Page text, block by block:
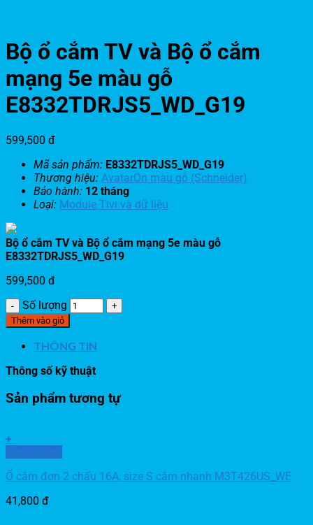
Bộ ổ cắm TV và Bộ ổ cắm
mạng 5e màu gỗ
E8332TDRJS5_WD_G19
599,500 đ
Mã sản phẩm: E8332TDRJS5_WD_G19
Thương hiệu: AvatarOn màu gỗ (Schneider)
Bảo hành: 12 tháng
Loại: Module Tivi và dữ liệu
Bộ ổ cắm TV và Bộ ổ cắm mạng 5e màu gỗ
E8332TDRJS5_WD_G19
599,500 đ
Số lượng
Thêm vào giỏ
THÔNG TIN
Thông số kỹ thuật
Sản phẩm tương tự
+
Ổ cắm đơn 2 chấu 16A, size S cắm nhanh M3T426US_WE
41,800 đ